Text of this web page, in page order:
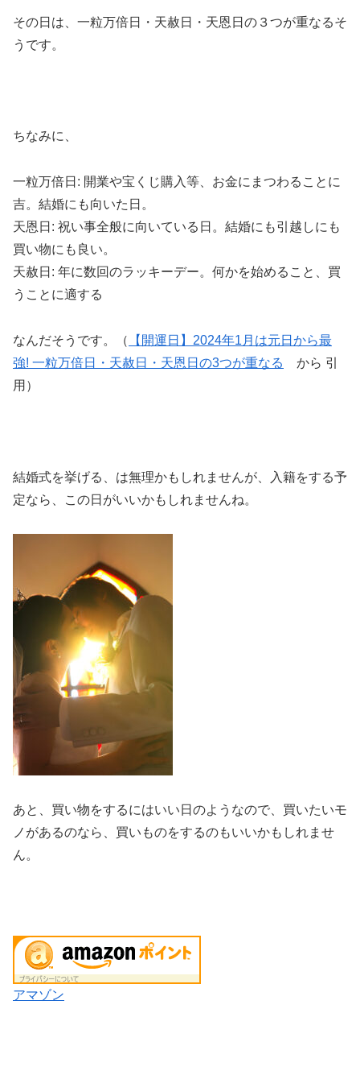
その日は、一粒万倍日・天赦日・天恩日の３つが重なるそ
うです。
ちなみに、
一粒万倍日: 開業や宝くじ購入等、お金にまつわることに
吉。結婚にも向いた日。
天恩日: 祝い事全般に向いている日。結婚にも引越しにも
買い物にも良い。
天赦日: 年に数回のラッキーデー。何かを始めること、買
うことに適する
なんだそうです。（
【開運日】2024年1月は元日から最
強! 一粒万倍日・天赦日・天恩日の3つが重なる
から 引
用）
結婚式を挙げる、は無理かもしれませんが、入籍をする予
定なら、この日がいいかもしれませんね。
あと、買い物をするにはいい日のようなので、買いたいモ
ノがあるのなら、買いものをするのもいいかもしれませ
ん。
アマゾン